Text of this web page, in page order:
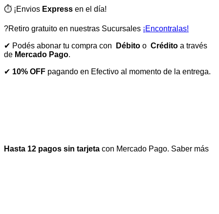
⏱️ ¡Envios Express en el día!
?Retiro gratuito en nuestras Sucursales ¡Encontralas!
✔ Podés abonar tu compra con Débito o Crédito a través
de Mercado Pago.
✔ 10% OFF pagando en Efectivo al momento de la entrega.
Hasta 12 pagos sin tarjeta con Mercado Pago. Saber más